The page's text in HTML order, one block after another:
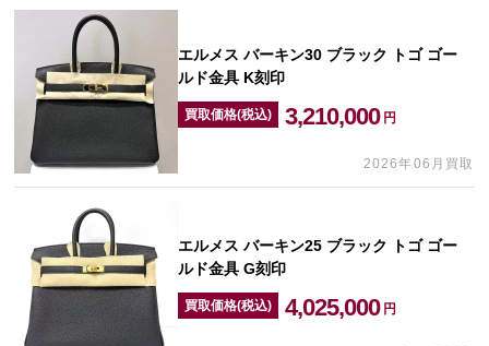
エルメス バーキン30 ブラック トゴ ゴー
ルド金具 K刻印
買取価格(税込) 3,210,000 円
2026年06月買取
エルメス バーキン25 ブラック トゴ ゴー
ルド金具 G刻印
買取価格(税込) 4,025,000 円